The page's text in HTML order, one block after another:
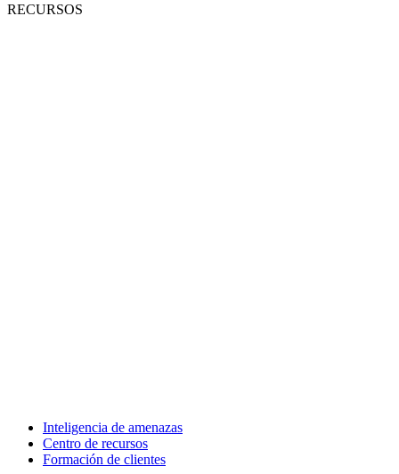
RECURSOS
Inteligencia de amenazas
Centro de recursos
Formación de clientes